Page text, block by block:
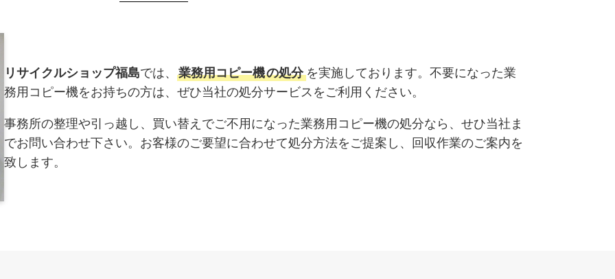
リサイクルショップ福島では、業務用コピー機の処分 を実施しております。不要になった業
務用コピー機をお持ちの方は、ぜひ当社の処分サービスをご利用ください。
事務所の整理や引っ越し、買い替えでご不用になった業務用コピー機の処分なら、せひ当社ま
でお問い合わせ下さい。お客様のご要望に合わせて処分方法をご提案し、回収作業のご案内を
致します。